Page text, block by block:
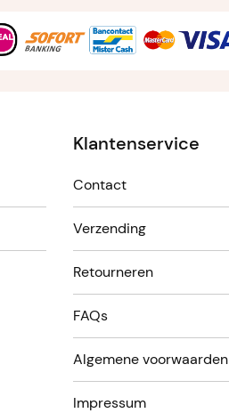
Klantenservice
Contact
Verzending
Retourneren
FAQs
Algemene voorwaarden
Impressum